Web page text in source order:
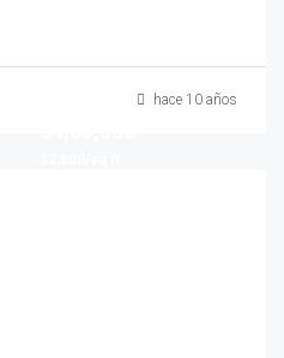
hace 10 años